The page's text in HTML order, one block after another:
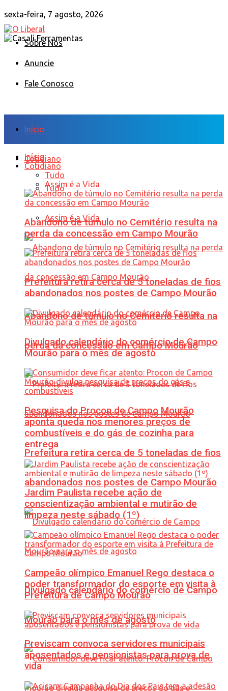
sexta-feira, 7 agosto, 2026
Sobre Nós
Anuncie
Fale Conosco
Início
Cotidiano
Tudo
Assim é a Vida
Abandono de túmulo no Cemitério resulta na
perda da concessão em Campo Mourão
Prefeitura retira cerca de 5 toneladas de fios
abandonados nos postes de Campo Mourão
Divulgado calendário do comércio de Campo
Mourão para o mês de agosto
Início
Cotidiano
Tudo
Assim é a Vida
Abandono de túmulo no Cemitério resulta na
perda da concessão em Campo Mourão
Prefeitura retira cerca de 5 toneladas de fios
abandonados nos postes de Campo Mourão
Divulgado calendário do comércio de Campo
Mourão para o mês de agosto
Pesquisa do Procon de Campo Mourão
aponta queda nos menores preços de
combustíveis e do gás de cozinha para
entrega
Jardim Paulista recebe ação de
conscientização ambiental e mutirão de
limpeza neste sábado (1º)
Campeão olímpico Emanuel Rego destaca o
poder transformador do esporte em visita à
Prefeitura de Campo Mourão
Previscam convoca servidores municipais
aposentados e pensionistas para prova de
vida